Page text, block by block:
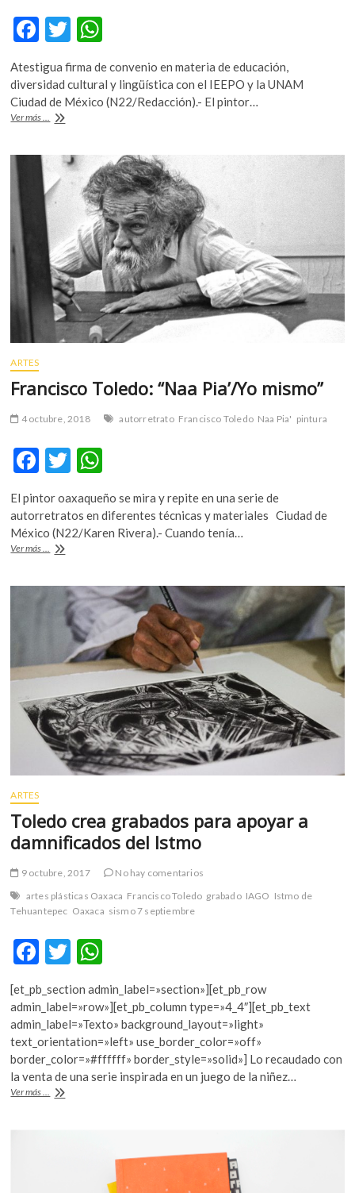
F
ac
e
b
o
o
k
T
itt
er
at
s
p
p
Atestigua firma de convenio en materia de educación,
diversidad cultural y lingüística con el IEEPO y la UNAM
Ciudad de México (N22/Redacción).- El pintor…
Ver más ...
Francisco
educación
bilingüe
en
ARTES
Francisco Toledo: “Naa Pia’/Yo mismo”
4 octubre, 2018 autorretrato Francisco Toledo Naa Pia' pintura
F
e
b
o
o
T
itt
er
at
s
p
p
El pintor oaxaqueño se mira y repite en una serie de
autorretratos en diferentes técnicas y materiales Ciudad de
México (N22/Karen Rivera).- Cuando tenía…
Ver más ...
Francisco
Pia’/Yo
mismo”
ARTES
Toledo crea grabados para apoyar a
damnificados del Istmo
9 octubre, 2017
No hay comentarios
artes plásticas Oaxaca Francisco Toledo grabado IAGO Istmo de
Tehuantepec Oaxaca sismo 7 septiembre
F
e
b
o
o
k
T
w
itt
er
h
at
s
A
p
[et_pb_section admin_label=»section»][et_pb_row
admin_label=»row»][et_pb_column type=»4_4″][et_pb_text
admin_label=»Texto» background_layout=»light»
text_orientation=»left» use_border_color=»off»
border_color=»#ffffff» border_style=»solid»] Lo recaudado con
la venta de una serie inspirada en un juego de la niñez…
Ver más ... Toledo